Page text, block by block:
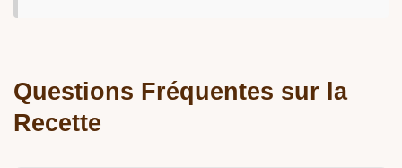
Questions Fréquentes sur la
Recette